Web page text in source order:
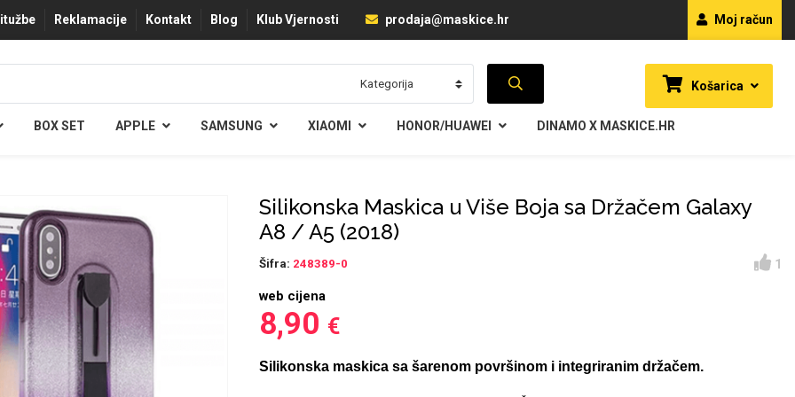
Reklamacije Kontakt Blog Klub Vjernosti prodaja@maskice.hr Moj račun
Košarica
BOX SET APPLE SAMSUNG XIAOMI HONOR/HUAWEI DINAMO X MASKICE.HR
Silikonska Maskica u Više Boja sa Držačem Galaxy
A8 / A5 (2018)
Šifra: 248389-0
1
web cijena
8,90 €
Silikonska maskica sa šarenom površinom i integriranim držačem.